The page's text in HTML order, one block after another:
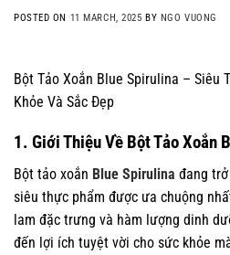
POSTED ON 11 MARCH, 2025 BY NGO VUONG
Bột Tảo Xoắn Blue Spirulina – Siêu
Khỏe Và Sắc Đẹp
1. Giới Thiệu Về Bột Tảo Xoắn
Bột tảo xoắn Blue Spirulina đang
siêu thực phẩm được ưa chuộng
lam đặc trưng và hàm lượng dinh
đến lợi ích tuyệt vời cho sức khỏe